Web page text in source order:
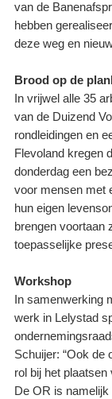
van de
hebben
deze weg en
Brood op de
In vrijwel alle 35
van de Duizend
rondleidingen en
Flevoland kregen
donderdag een
voor mensen met
hun eigen
brengen voortaan
toepasselijke
Workshop
In samenwerking
werk in Lelystad
Schuijer: “Ook de
rol bij het
De OR is